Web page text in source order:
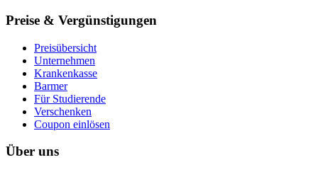
Preise & Vergünstigungen
Preisübersicht
Unternehmen
Krankenkasse
Barmer
Für Studierende
Ver­schen­ken
Coupon einlösen
Über uns